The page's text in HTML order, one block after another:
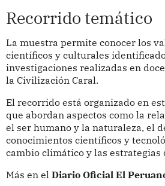
Recorrido temático
La muestra permite conocer los
científicos y culturales
investigaciones realizadas en
la Civilización Caral.
El recorrido está organizado en
que abordan aspectos como la
el ser humano y la naturaleza, el
conocimientos científicos y
cambio climático y las estrategias
Más en el Diario Oficial El